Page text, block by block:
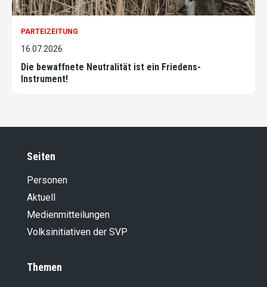
PARTEIZEITUNG
16.07.2026
Die bewaffnete Neutralität ist ein Friedens-
Instrument!
Seiten
Personen
Aktuell
Medienmitteilungen
Volksinitiativen der SVP
Themen